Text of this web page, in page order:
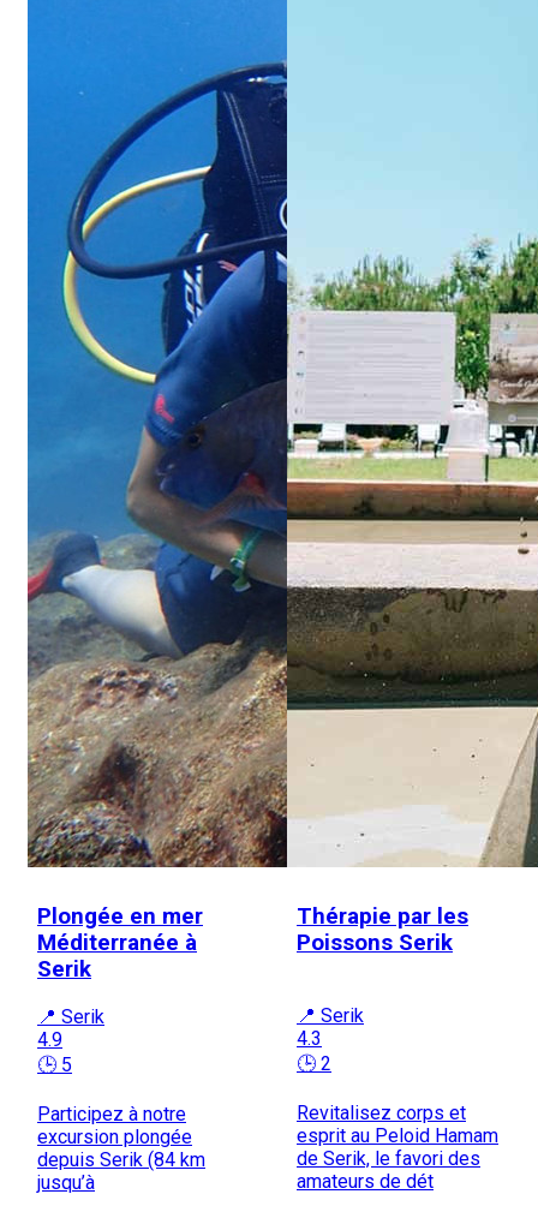
Plongée en mer
Méditerranée à
Serik
📍 Serik
4.9
🕒 5
Participez à notre
excursion plongée
depuis Serik (84 km
jusqu’à
Thérapie par les
Poissons Serik
📍 Serik
4.3
🕒 2
Revitalisez corps et
esprit au Peloid Hamam
de Serik, le favori des
amateurs de dét